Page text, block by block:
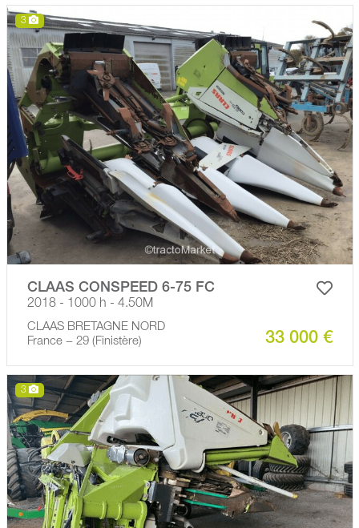
3
CLAAS CONSPEED 6-75 FC
2018 - 1000 h - 4.50M
CLAAS BRETAGNE NORD
France − 29 (Finistère)
33 000 €
3